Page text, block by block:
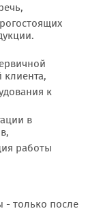
клиента,
к
в
работы
- только после